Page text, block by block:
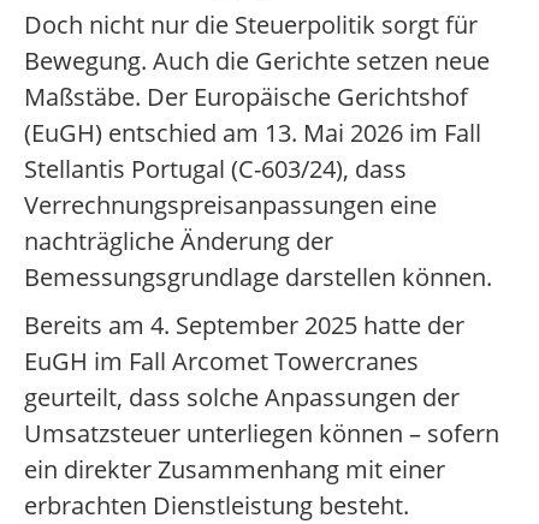
Doch nicht nur die Steuerpolitik sorgt für
Bewegung. Auch die Gerichte setzen neue
Maßstäbe. Der Europäische Gerichtshof
(EuGH) entschied am 13. Mai 2026 im Fall
Stellantis Portugal (C-603/24), dass
Verrechnungspreisanpassungen eine
nachträgliche Änderung der
Bemessungsgrundlage darstellen können.
Bereits am 4. September 2025 hatte der
EuGH im Fall Arcomet Towercranes
geurteilt, dass solche Anpassungen der
Umsatzsteuer unterliegen können – sofern
ein direkter Zusammenhang mit einer
erbrachten Dienstleistung besteht.